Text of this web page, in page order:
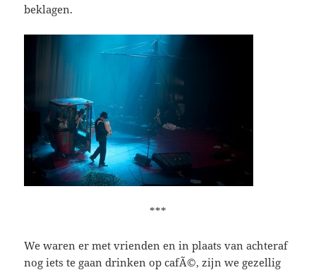
beklagen.
***
We waren er met vrienden en in plaats van achteraf
nog iets te gaan drinken op cafÃ©, zijn we gezellig